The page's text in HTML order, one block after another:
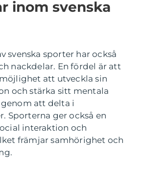
inom svenska
svenska sporter har också
nackdelar. En fördel är att
att utveckla sin
och stärka sitt mentala
att delta i
Sporterna ger också en
interaktion och
främjar samhörighet och